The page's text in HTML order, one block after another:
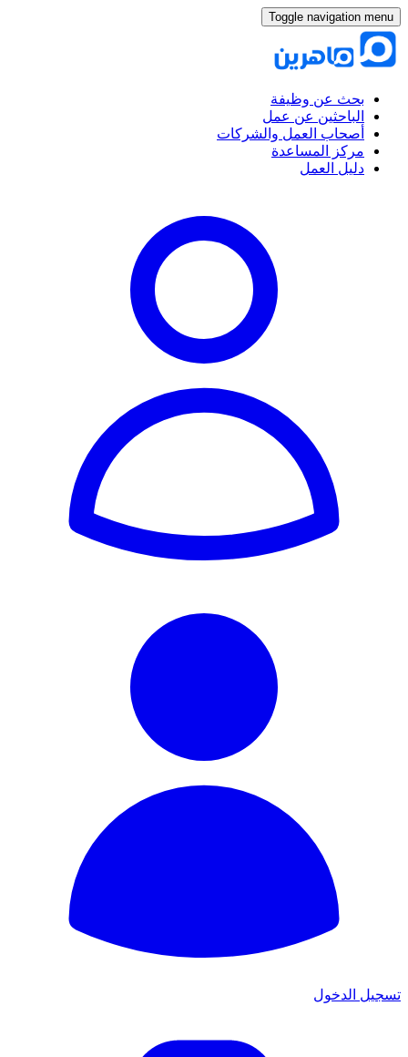
Toggle navigation menu
بحث عن وظيفة
الباحثين عن عمل
أصحاب العمل والشركات
مركز المساعدة
دليل العمل
تسجيل الدخول